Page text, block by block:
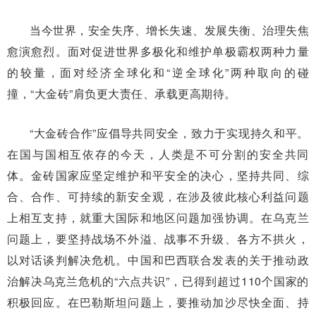
当今世界，安全失序、增长失速、发展失衡、治理失焦
愈演愈烈。面对促进世界多极化和维护单极霸权两种力量
的较量，面对经济全球化和“逆全球化”两种取向的碰
撞，“大金砖”肩负更大责任、承载更高期待。
“大金砖合作”应倡导共同安全，致力于实现持久和平。
在国与国相互依存的今天，人类是不可分割的安全共同
体。金砖国家应坚定维护和平安全的决心，坚持共同、综
合、合作、可持续的新安全观，在涉及彼此核心利益问题
上相互支持，就重大国际和地区问题加强协调。在乌克兰
问题上，要坚持战场不外溢、战事不升级、各方不拱火，
以对话谈判解决危机。中国和巴西联合发表的关于推动政
治解决乌克兰危机的“六点共识”，已得到超过110个国家的
积极回应。在巴勒斯坦问题上，要推动加沙尽快全面、持